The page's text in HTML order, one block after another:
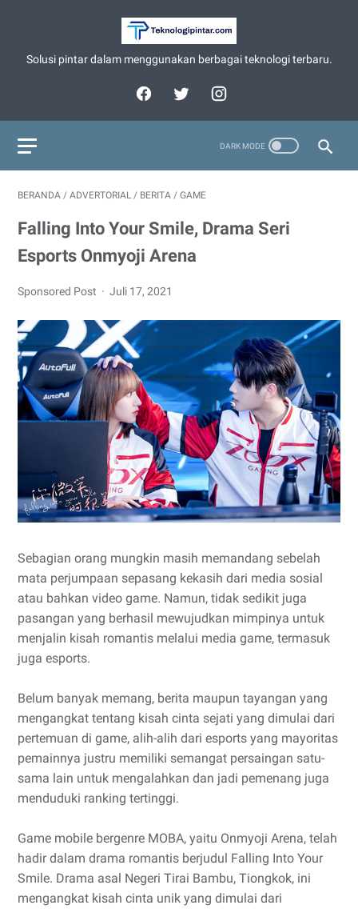
Solusi pintar dalam menggunakan berbagai teknologi terbaru.
BERANDA / ADVERTORIAL / BERITA / GAME
Falling Into Your Smile, Drama Seri
Esports Onmyoji Arena
Sponsored Post Juli 17, 2021
Sebagian orang mungkin masih memandang sebelah
mata perjumpaan sepasang kekasih dari media sosial
atau bahkan video game. Namun, tidak sedikit juga
pasangan yang berhasil mewujudkan mimpinya untuk
menjalin kisah romantis melalui media game, termasuk
juga esports.
Belum banyak memang, berita maupun tayangan yang
mengangkat tentang kisah cinta sejati yang dimulai dari
pertemuan di game, alih-alih dari esports yang mayoritas
pemainnya justru memiliki semangat persaingan satu-
sama lain untuk mengalahkan dan jadi pemenang juga
menduduki ranking tertinggi.
Game mobile bergenre MOBA, yaitu Onmyoji Arena, telah
hadir dalam drama romantis berjudul Falling Into Your
Smile. Drama asal Negeri Tirai Bambu, Tiongkok, ini
mengangkat kisah cinta unik yang dimulai dari